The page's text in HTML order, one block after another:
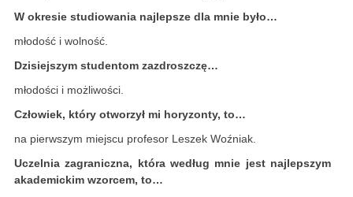
W okresie studiowania najlepsze dla mnie było…
młodość i wolność.
Dzisiejszym studentom zazdroszczę…
młodości i możliwości.
Człowiek, który otworzył mi horyzonty, to…
na pierwszym miejscu profesor Leszek Woźniak.
Uczelnia zagraniczna, która według mnie jest najlepszym
akademickim wzorcem, to…